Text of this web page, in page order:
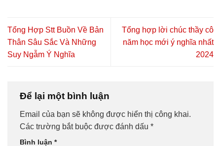
Tổng Hợp Stt Buồn Về Bản
Thân Sâu Sắc Và Những
Suy Ngẫm Ý Nghĩa
Tổng hợp lời chúc thầy cô
năm học mới ý nghĩa nhất
2024
Để lại một bình luận
Email của bạn sẽ không được hiển thị công khai.
Các trường bắt buộc được đánh dấu *
Bình luận *